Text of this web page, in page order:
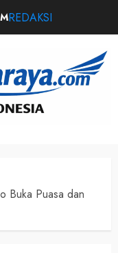
REDAKSI
Buka Puasa dan